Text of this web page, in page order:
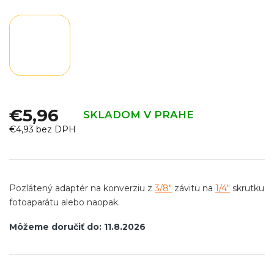
€5,96 SKLADOM V PRAHE
€4,93 bez DPH
cena:
Môžeme doručiť do: 11.8.2026
Pozlátený adaptér na konverziu z3/8" závitu na 1/4" skrutku
fotoaparátu alebo naopak.